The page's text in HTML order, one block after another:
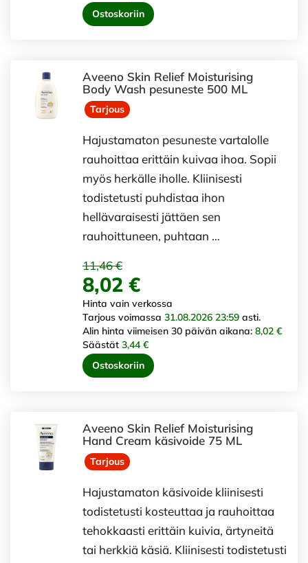
Ostoskoriin
Aveeno Skin Relief Moisturising
Body Wash pesuneste 500 ML
Tarjous
Hajustamaton pesuneste vartalolle
rauhoittaa erittäin kuivaa ihoa. Sopii
myös herkälle iholle. Kliinisesti
todistetusti puhdistaa ihon
hellävaraisesti jättäen sen
rauhoittuneen, puhtaan …
11,46 €
8,02 €
Hinta vain verkossa
Tarjous voimassa 31.08.2026 23:59 asti.
Alin hinta viimeisen 30 päivän aikana: 8,02 €
Säästät 3,44 €
Ostoskoriin
Aveeno Skin Relief Moisturising
Hand Cream käsivoide 75 ML
Tarjous
Hajustamaton käsivoide kliinisesti
todistetusti kosteuttaa ja rauhoittaa
tehokkaasti erittäin kuivia, ärtyneitä
tai herkkiä käsiä. Kliinisesti todistetusti